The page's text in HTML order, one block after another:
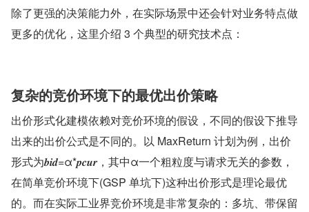
除了更强的决策能力外，在实际场景中还会针对业务特点做
更多的优化，这里介绍 3 个典型的研究技术点：
复杂的竞价环境下的最优出价策略
出价形式化建模依赖对竞价环境的假设，不同的假设下推导
出来的出价公式是不同的。以 MaxReturn 计划为例，出价
形式为𝒃𝒊𝒅=α*𝒑𝒄𝒖𝒓，其中α一个粗粒度与请求无关的参数，
在简单竞价环境下(GSP 单坑下)这种出价形式是理论最优
的。而在实际工业界竞价环境是非常复杂的：多坑、带保留